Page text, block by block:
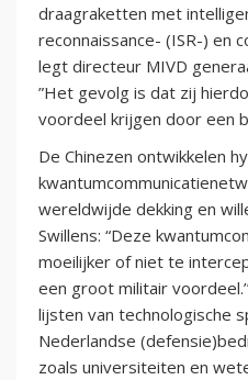
draagraketten met
reconnaissance- (ISR-) en
legt directeur MIVD
”Het gevolg is dat zij
voordeel krijgen door een
De Chinezen ontwikkelen
wereldwijde dekking en
Swillens: “Deze
moeilijker of niet te
een groot militair
lijsten van technologische
Nederlandse
zoals universiteiten en